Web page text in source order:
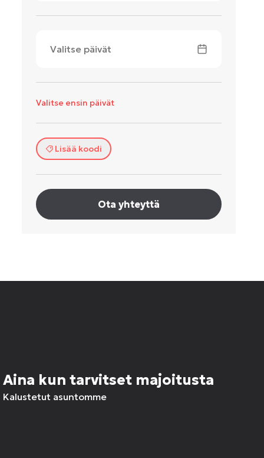
Valitse päivät
Valitse ensin päivät
Lisää koodi
Ota yhteyttä
Aina kun tarvitset majoitusta
Kalustetut asuntomme